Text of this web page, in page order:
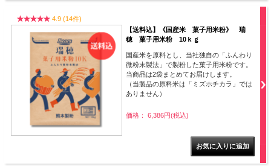
4.9 (14件)
【送料込】《国産米 菓子用米粉》 瑞
穂 菓子用米粉 10ｋｇ
国産米を原料とし、当社独自の「ふんわり
微粉末製法」で製粉した菓子用米粉です。
当商品は2袋まとめてお届けします。
（当製品の原料米は「ミズホチカラ」では
ありません）
価格： 6,386円(税込)